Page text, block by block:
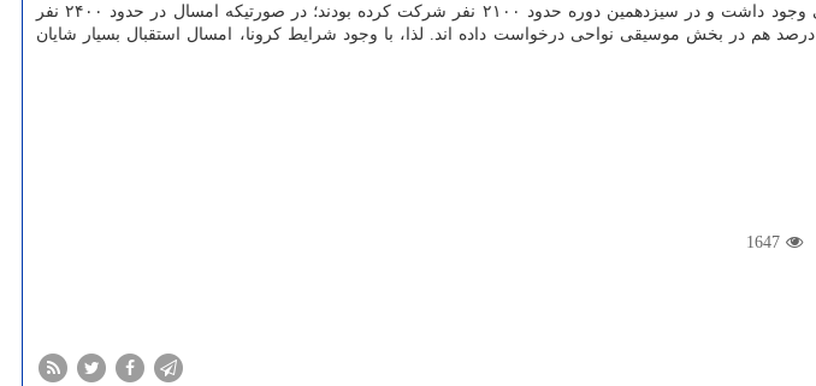
تعداد شرکت کنندگان امسال از تمام دوره های قبل بیشتر بوده است. در دوره‌ی دوازدهم حدود ۱۶۰۰ متقاضی وجود داشت و در سیزدهمین دوره حدود ۲۱۰۰ نفر شرکت کرده بودند؛ در صورتیکه امسال در حدود ۲۴۰۰ نفر
شرکت کرده اند که ۵۰ درصد آنها در شاخه‌ی موسیقی دستگاهی، ۱۵ درصد در بخش موسیقی کلاسیک و ۳۵ درصد هم در بخش موسیقی نواحی درخواست داده اند. لذا، با وجود شرایط کرونا، امسال استقبال بسیار شایان
1647